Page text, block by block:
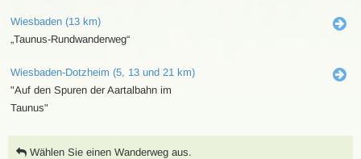
Wiesbaden (13 km)
„Taunus-Rundwanderweg“
Wiesbaden-Dotzheim (5, 13 und 21 km)
"Auf den Spuren der Aartalbahn im
Taunus"
Wählen Sie einen Wanderweg aus.